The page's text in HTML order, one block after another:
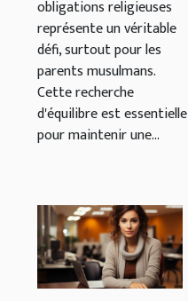
obligations religieuses
représente un véritable
défi, surtout pour les
parents musulmans.
Cette recherche
d'équilibre est essentielle
pour maintenir une...